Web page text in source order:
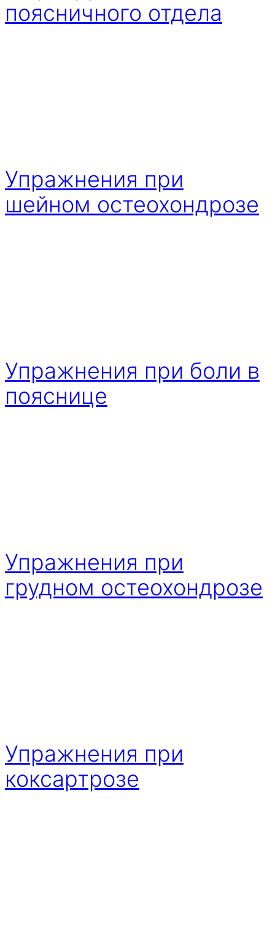
поясничного отдела
Упражнения при
шейном остеохондрозе
Упражнения при боли в
пояснице
Упражнения при
грудном остеохондрозе
Упражнения при
коксартрозе